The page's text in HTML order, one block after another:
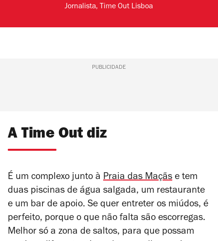
Jornalista, Time Out Lisboa
PUBLICIDADE
A Time Out diz
É um complexo junto à Praia das Maçãs e tem
duas piscinas de água salgada, um restaurante
e um bar de apoio. Se quer entreter os miúdos, é
perfeito, porque o que não falta são escorregas.
Melhor só a zona de saltos, para que possam